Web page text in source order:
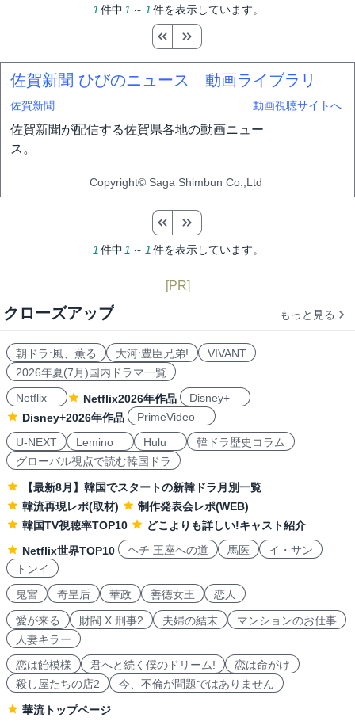
1 件中 1 ～ 1 件を表示しています。
佐賀新聞 ひびのニュース 動画ライブラリ
佐賀新聞 動画視聴サイトへ
佐賀新聞が配信する佐賀県各地の動画ニュー
ス。
Copyright© Saga Shimbun Co.,Ltd
1 件中 1 ～ 1 件を表示しています。
[PR]
クローズアップ もっと見る
朝ドラ:風、薫る 大河:豊臣兄弟!
VIVANT
2026年夏(7月)国内ドラマ一覧
Netflix
Netflix2026年作品
Disney+
Disney+2026年作品
PrimeVideo
U-NEXT
Lemino Hulu
韓ドラ歴史コラム
グローバル視点で読む韓国ドラ
【最新8月】韓国でスタートの新韓ドラ月別一覧
韓流再現レポ(取材)
制作発表会レポ(WEB)
韓国TV視聴率TOP10
どこよりも詳しい!キャスト紹介
Netflix世界TOP10
ヘチ 王座への道 馬医
イ・サン
トンイ
鬼宮
奇皇后 華政 善徳女王 恋人
愛が来る 財閥 X 刑事2 夫婦の結末
マンションのお仕事
人妻キラー
恋は飴模様
君へと続く僕のドリーム!
恋は命がけ
殺し屋たちの店2
今、不倫が問題ではありません
華流トップページ